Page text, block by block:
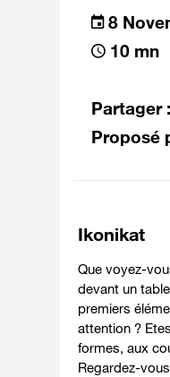
8
10 mn
Proposé
Ikonikat
Que voyez-
devant un
premiers
attention ?
formes, aux
Regardez-